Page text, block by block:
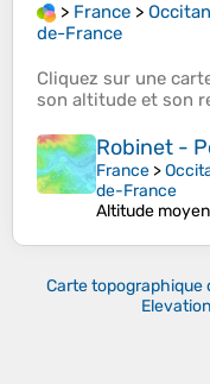
> France >
de-France
Cliquez sur une
son altitude et son
Robinet -
France >
de-France
Altitude
Carte topographique